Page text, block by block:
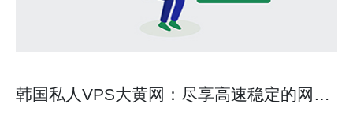
韩国私人VPS大黄网：尽享高速稳定的网络